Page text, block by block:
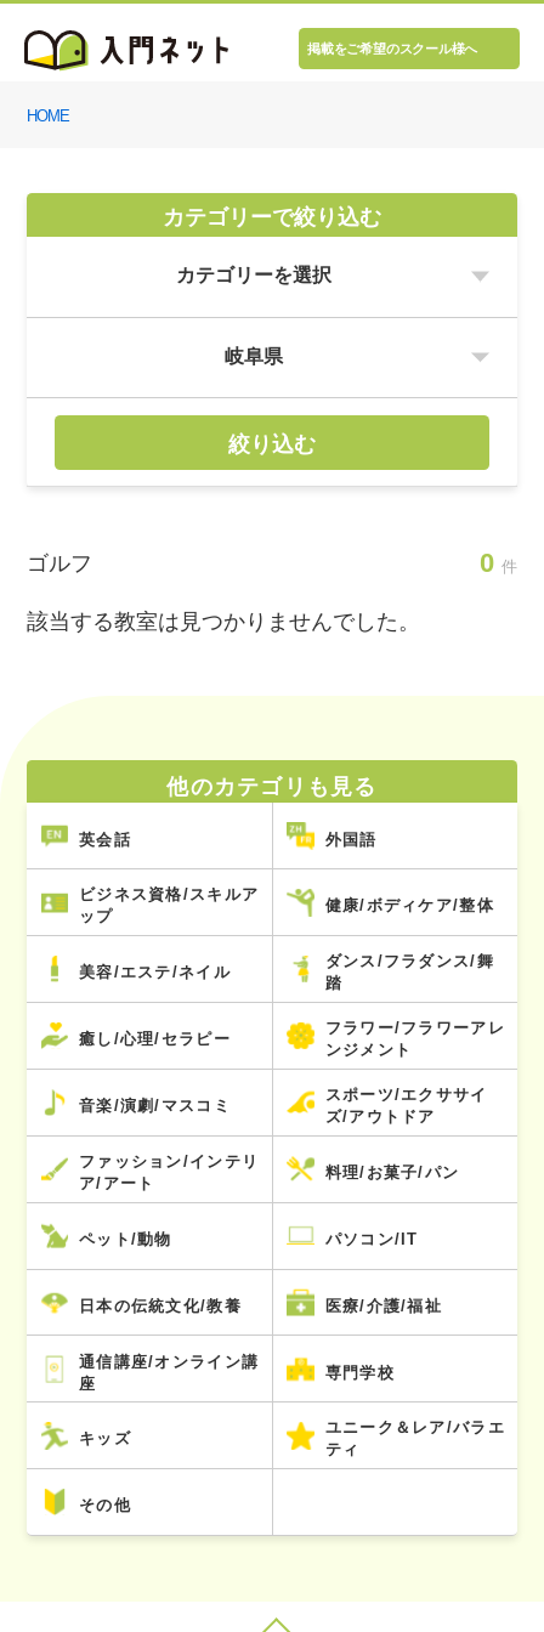
掲載をご希望のスクール様へ
HOME
カテゴリーで絞り込む
絞り込む
ゴルフ 0 件
該当する教室は見つかりませんでした。
他のカテゴリも見る
英会話 外国語
ビジネス資格/スキルア
ップ
健康/ボディケア/整体
美容/エステ/ネイル
ダンス/フラダンス/舞
踏
癒し/心理/セラピー
フラワー/フラワーアレ
ンジメント
音楽/演劇/マスコミ
スポーツ/エクササイ
ズ/アウトドア
ファッション/インテリ
ア/アート
料理/お菓子/パン
ペット/動物 パソコン/IT
日本の伝統文化/教養 医療/介護/福祉
通信講座/オンライン講
座
専門学校
キッズ
ユニーク＆レア/バラエ
ティ
その他